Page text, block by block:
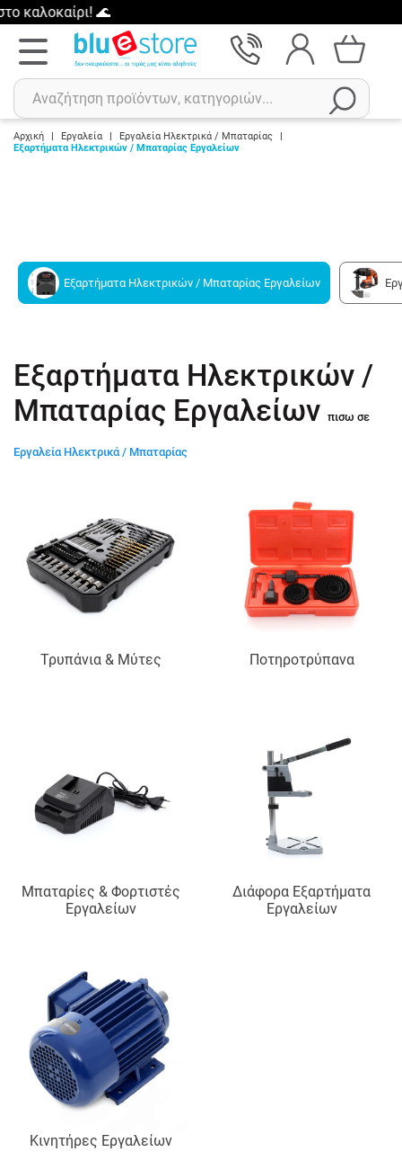
🌊
Αρχική | Εργαλεία | Εργαλεία Ηλεκτρικά / Μπαταρίας
|
Εξαρτήματα Ηλεκτρικών / Μπαταρίας Εργαλείων
Εξαρτήματα Ηλεκτρικών / Μπαταρίας Εργαλείων
Εξαρτήματα Ηλεκτρικών /
Μπαταρίας Εργαλείων πισω σε
Εργαλεία Ηλεκτρικά / Μπαταρίας
Τρυπάνια & Μύτες Ποτηροτρύπανα
Μπαταρίες & Φορτιστές
Εργαλείων
Διάφορα Εξαρτήματα
Εργαλείων
Κινητήρες Εργαλείων